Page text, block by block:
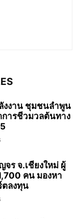
งงาน ชุมชนลำพูน
การชีวมวลต้นทาง
ร จ.เชียงใหม่ ผู้
คน มองหา
ตลงทุน